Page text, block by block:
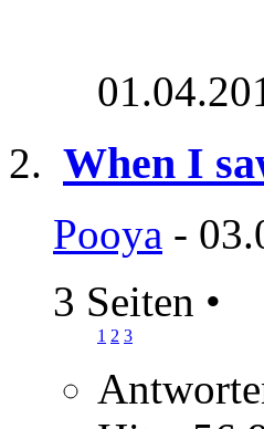
When I
Pooya -
3 Seiten •
1 2 3